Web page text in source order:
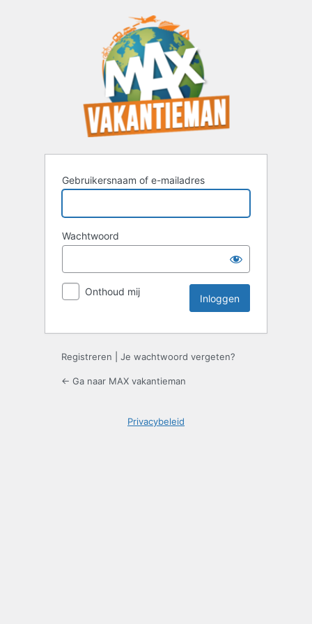
Gebruikersnaam of e-mailadres
Wachtwoord
Onthoud mij
Registreren Je wachtwoord vergeten?
← Ga naar MAX vakantieman
Privacybeleid